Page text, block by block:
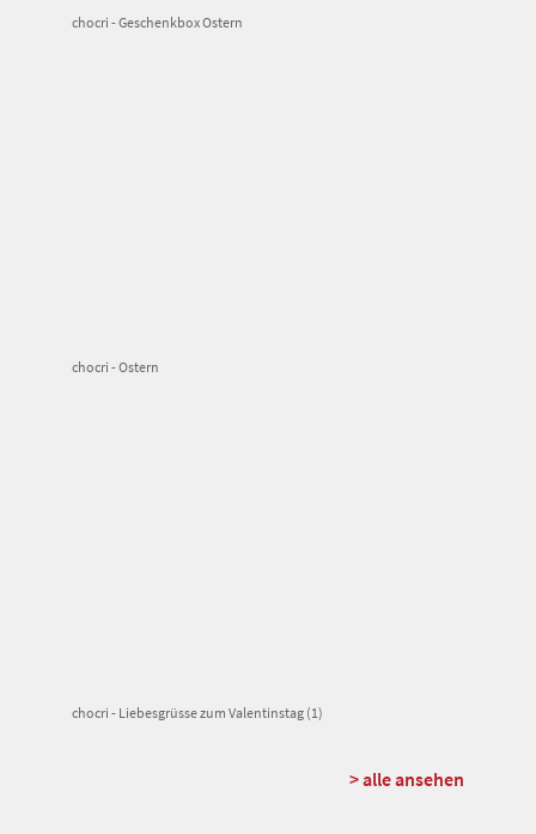
chocri - Geschenkbox Ostern
chocri - Ostern
chocri - Liebesgrüsse zum Valentinstag (1)
> alle ansehen